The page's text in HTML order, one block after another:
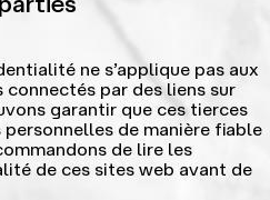
ne s’applique pas aux
par des liens sur
garantir que ces tierces
de manière fiable
de lire les
de ces sites web avant de